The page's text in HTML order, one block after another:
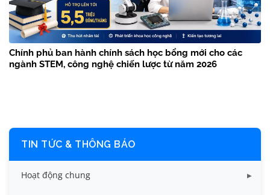
Chính phủ ban hành chính sách học bổng mới cho các
ngành STEM, công nghệ chiến lược từ năm 2026
TIN TỨC & THÔNG BÁO
Hoạt động chung